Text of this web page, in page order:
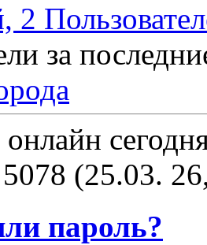
2
за
(25.03.
пароль?